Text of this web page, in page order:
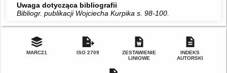
Uwaga dotycząca bibliografii
Bibliogr. publikacji Wojciecha Kurpika s. 98-100.
MARC21 ISO 2709
ZESTAWIENIE
LINIOWE
INDEKS
AUTORSKI